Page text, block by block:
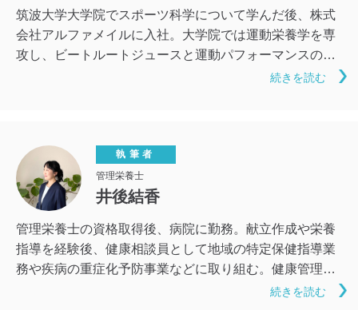
筑波大学大学院でスポーツ科学について学んだ後、株式
会社アルファメイルに入社。大学院では運動栄養学を専
攻し、ビートルートジュースと運動パフォーマンスの関
係について研究。アルファメイル入社後は大学院で学ん
協会トレーナー資格）も取得。ラグビー、アイスホッケ
ー、ボディビルのスポーツ経験があり、現場と科学の両
面から健康に関する知識を発信できるよう日々邁進中。
続きを読む
執筆者
管理栄養士
井後結香
管理栄養士の資格取得後、病院に勤務。献立作成や栄養
指導を経験後、健康相談員として地域の特定保健指導業
務や疾病の重症化予防事業などに取り組む。健康管理の
要となる食事の記事では、無理なく日々の生活に取り入
続きを読む